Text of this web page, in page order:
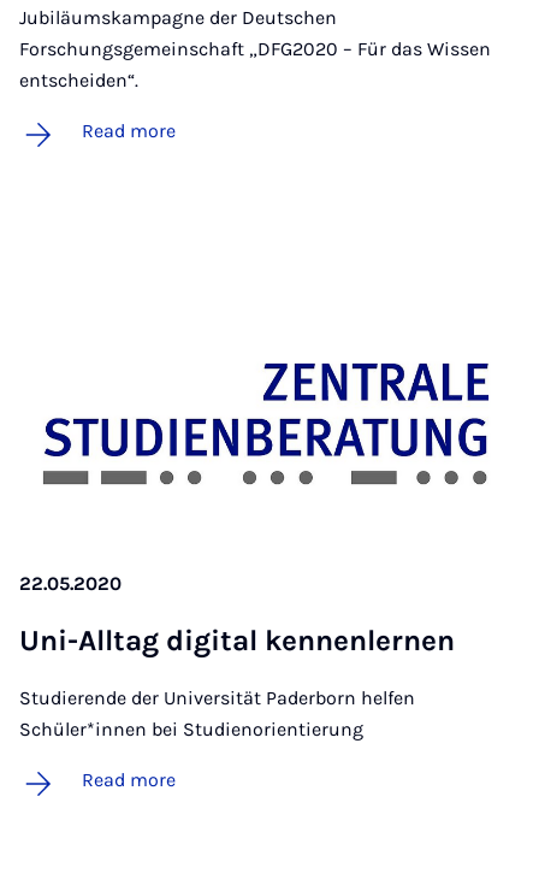
Jubiläumskampagne der Deutschen
Forschungsgemeinschaft „DFG2020 – Für das Wissen
entscheiden“.
Read more
22.05.2020
Uni-All­tag di­git­al kennen­lernen
Studierende der Universität Paderborn helfen
Schüler*innen bei Studienorientierung
Read more